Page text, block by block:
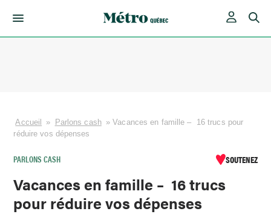
Accueil » Parlons cash »Vacances en famille – 16 trucs pour
réduire vos dépenses
PARLONS CASH SOUTENEZ
Vacances en famille – 16 trucs
pour réduire vos dépenses